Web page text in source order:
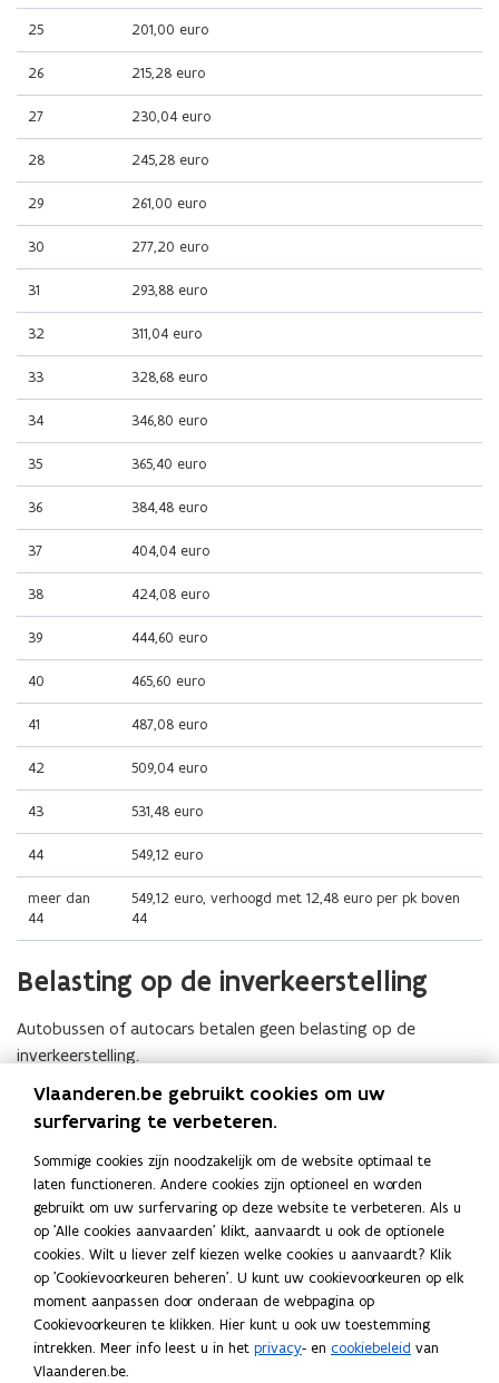
25 201,00 euro
26 215,28 euro
27 230,04 euro
28 245,28 euro
29 261,00 euro
30 277,20 euro
31 293,88 euro
32 311,04 euro
33 328,68 euro
34 346,80 euro
35 365,40 euro
36 384,48 euro
37 404,04 euro
38 424,08 euro
39 444,60 euro
40 465,60 euro
41 487,08 euro
42 509,04 euro
43 531,48 euro
44 549,12 euro
meer dan
44
549,12 euro, verhoogd met 12,48 euro per pk boven
44
Belasting op de inverkeerstelling
Autobussen of autocars betalen geen belasting op de
inverkeerstelling.
Aangifte indienen
Voor een autobus/autocar moet u zelf aangifte in de
verkeersbelasting doen. Hoe u dit kan doen, vindt u op onze
pagina over deaangifte van de verkeersbelasting.
Deel deze pagina
L
i
n
K
o
p
Contact
Vlaanderen.be gebruikt cookies om uw
surfervaring te verbeteren.
Sommige cookies zijn noodzakelijk om de website optimaal te
laten functioneren. Andere cookies zijn optioneel en worden
gebruikt om uw surfervaring op deze website te verbeteren. Als u
op 'Alle cookies aanvaarden' klikt, aanvaardt u ook de optionele
cookies. Wilt u liever zelf kiezen welke cookies u aanvaardt? Klik
op 'Cookievoorkeuren beheren'. U kunt uw cookievoorkeuren op elk
moment aanpassen door onderaan de webpagina op
Cookievoorkeuren te klikken. Hier kunt u ook uw toestemming
intrekken. Meer info leest u in het privacy- en cookiebeleid van
Vlaanderen.be.